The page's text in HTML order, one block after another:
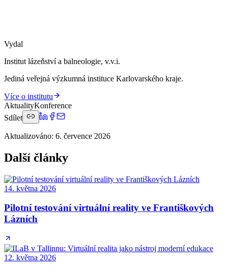
Vydal
Institut lázeňství a balneologie, v.v.i.
Jediná veřejná výzkumná instituce Karlovarského kraje.
Více o institutu
AktualityKonference
Sdílet
Aktualizováno: 6. července 2026
Další články
14. května 2026
Pilotní testování virtuální reality ve Františkových
Lázních
12. května 2026